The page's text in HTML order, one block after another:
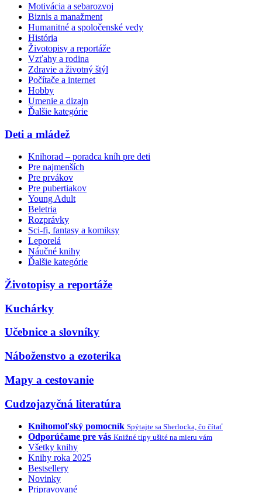
Motivácia a sebarozvoj
Biznis a manažment
Humanitné a spoločenské vedy
História
Životopisy a reportáže
Vzťahy a rodina
Zdravie a životný štýl
Počítače a internet
Hobby
Umenie a dizajn
Ďalšie kategórie
Deti a mládež
Knihorad – poradca kníh pre deti
Pre najmenších
Pre prvákov
Pre pubertiakov
Young Adult
Beletria
Rozprávky
Sci-fi, fantasy a komiksy
Leporelá
Náučné knihy
Ďalšie kategórie
Životopisy a reportáže
Kuchárky
Učebnice a slovníky
Náboženstvo a ezoterika
Mapy a cestovanie
Cudzojazyčná literatúra
Knihomoľský pomocník Spýtajte sa Sherlocka, čo čítať
Odporúčame pre vás Knižné tipy ušité na mieru vám
Všetky knihy
Knihy roka 2025
Bestsellery
Novinky
Pripravované